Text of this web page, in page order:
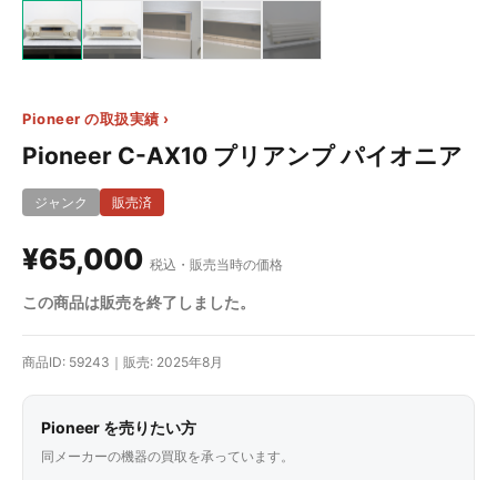
Pioneer の取扱実績 ›
Pioneer C-AX10 プリアンプ パイオニア
販売済
ジャンク
¥65,000 税込・販売当時の価格
この商品は販売を終了しました。
商品ID: 59243｜販売: 2025年8月
Pioneer を売りたい方
同メーカーの機器の買取を承っています。